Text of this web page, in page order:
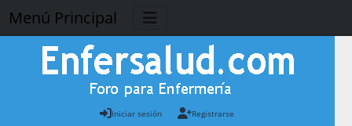
Menú Principal
Iniciar sesión Registrarse